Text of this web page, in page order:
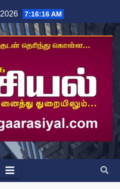
7:16:17 AM